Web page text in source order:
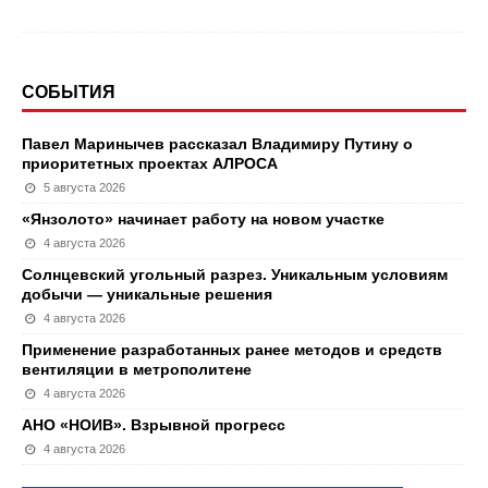
СОБЫТИЯ
Павел Маринычев рассказал Владимиру Путину о
приоритетных проектах АЛРОСА
5 августа 2026
«Янзолото» начинает работу на новом участке
4 августа 2026
Солнцевский угольный разрез. Уникальным условиям
добычи — уникальные решения
4 августа 2026
Применение разработанных ранее методов и средств
вентиляции в метрополитене
4 августа 2026
АНО «НОИВ». Взрывной прогресс
4 августа 2026